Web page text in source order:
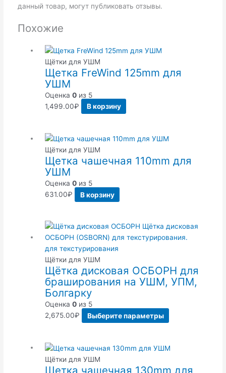
данный товар, могут публиковать отзывы.
Похожие
Щётки для УШМ
Щетка FreWind 125mm для
УШМ
Оценка0 из 5
1,499.00₽ В корзину
Щётки для УШМ
Щетка чашечная 110mm для
УШМ
Оценка0 из 5
631.00₽ В корзину
Щётки для УШМ
Щётка дисковая ОСБОРН для
браширования на УШМ, УПМ,
Болгарку
Оценка0 из 5
2,675.00₽ Выберите параметры
Щётки для УШМ
Щетка чашечная 130mm для